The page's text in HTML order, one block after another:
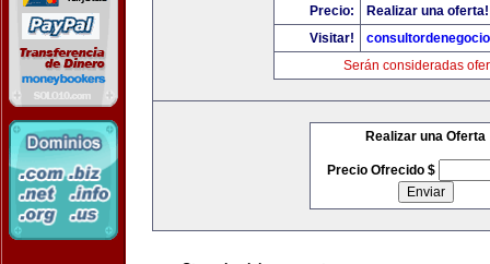
Precio:
Realizar una oferta!
Visitar!
Serán consideradas
Realizar una Oferta
Precio Ofrecido $